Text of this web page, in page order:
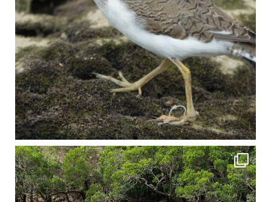
4月に入り、新人教育の為カヤックから落ちた際の救助の実技練習の風景です。 一人前の